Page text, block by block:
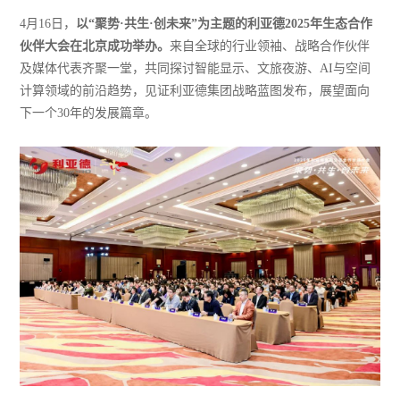
4月16日， 以“聚势·共生·创未来”为主题的利亚德2025年生态合作
伙伴大会在北京成功举办。来自全球的行业领袖、战略合作伙伴
及媒体代表齐聚一堂，共同探讨智能显示、文旅夜游、AI与空间
计算领域的前沿趋势，见证利亚德集团战略蓝图发布，展望面向
下一个30年的发展篇章。